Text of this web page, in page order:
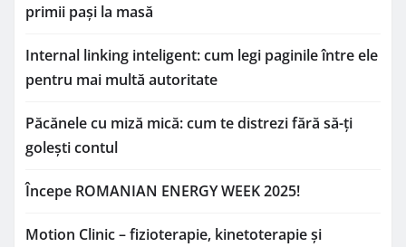
primii pași la masă
Internal linking inteligent: cum legi paginile între ele
pentru mai multă autoritate
Păcănele cu miză mică: cum te distrezi fără să-ți
golești contul
Începe ROMANIAN ENERGY WEEK 2025!
Motion Clinic – fizioterapie, kinetoterapie și